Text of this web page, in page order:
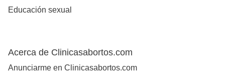
Educación sexual
Acerca de Clinicasabortos.com
Anunciarme en Clinicasabortos.com